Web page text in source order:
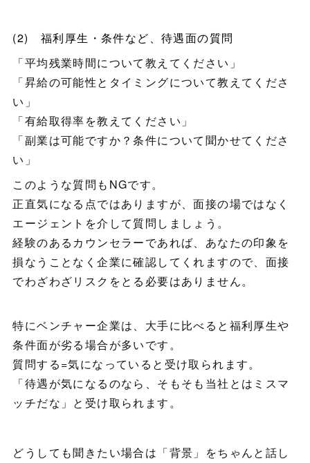
(2) 福利厚生・条件など、待遇面の質問
「平均残業時間について教えてください」
「昇給の可能性とタイミングについて教えてくださ
い」
「有給取得率を教えてください」
「副業は可能ですか？条件について聞かせてくださ
い」
このような質問もNGです。
正直気になる点ではありますが、面接の場ではなく
エージェントを介して質問しましょう。
経験のあるカウンセラーであれば、あなたの印象を
損なうことなく企業に確認してくれますので、面接
でわざわざリスクをとる必要はありません。
特にベンチャー企業は、大手に比べると福利厚生や
条件面が劣る場合が多いです。
質問する=気になっていると受け取られます。
「待遇が気になるのなら、そもそも当社とはミスマ
ッチだな」と受け取られます。
どうしても聞きたい場合は「背景」をちゃんと話し